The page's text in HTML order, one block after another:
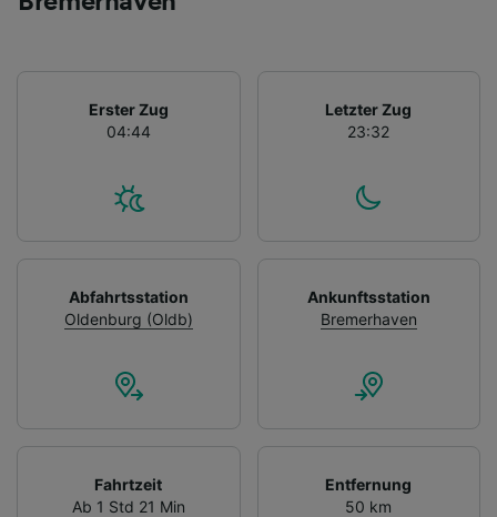
Erster Zug
04:44
Letzter Zug
23:32
Abfahrtsstation
Oldenburg (Oldb)
Ankunftsstation
Bremerhaven
Fahrtzeit
Ab 1 Std 21 Min
Entfernung
50 km